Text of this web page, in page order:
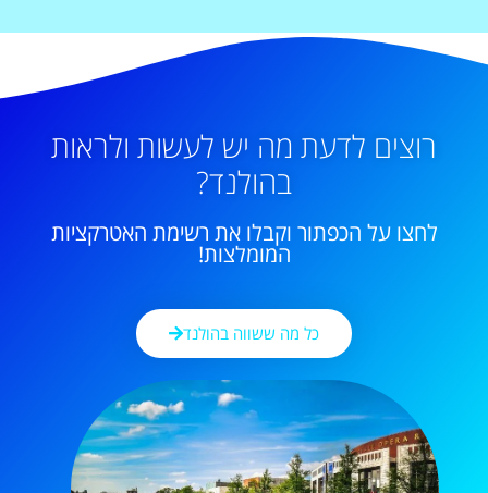
רוצים לדעת מה יש לעשות ולראות
בהולנד?
לחצו על הכפתור וקבלו את רשימת האטרקציות
המומלצות!
כל מה ששווה בהולנד